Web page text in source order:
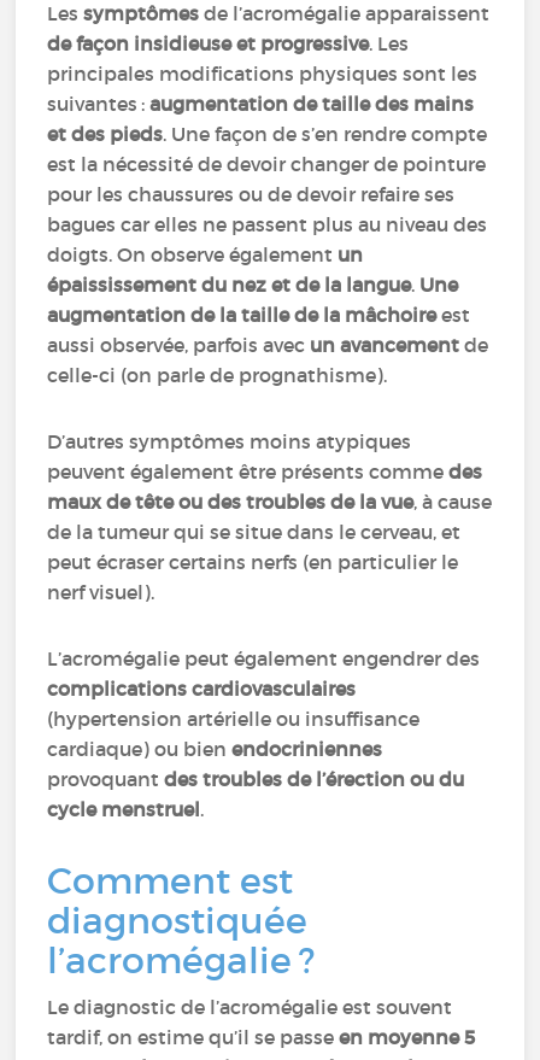
Lessymptômesde l’acromégalie apparaissent
de façon insidieuse et progressive. Les
principales modifications physiques sont les
suivantes :augmentation de taille des mains
et des pieds. Une façon de s’en rendre compte
est la nécessité de devoir changer de pointure
pour les chaussures ou de devoir refaire ses
bagues car elles ne passent plus au niveau des
doigts. On observe également un
épaississement du nez et de la langue. Une
augmentation de la taille de la mâchoireest
aussi observée, parfois avec un avancement de
celle-ci (on parle de prognathisme).
D’autres symptômes moins atypiques
peuvent également être présents commedes
maux de tête ou des troubles de la vue, à cause
de la tumeur qui se situe dans le cerveau, et
peut écraser certains nerfs (en particulier le
nerf visuel).
L’acromégalie peut également engendrer des
complications cardiovasculaires
(hypertension artérielle ou insuffisance
cardiaque) ou bienendocriniennes
provoquantdes troubles de l’érection ou du
cycle menstruel.
Comment est
diagnostiquée
l’acromégalie ?
Le diagnostic de l’acromégalie est souvent
tardif, on estime qu’il se passeen moyenne 5